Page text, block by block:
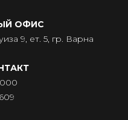
ОФИС
9, ет. 5, гр. Варна